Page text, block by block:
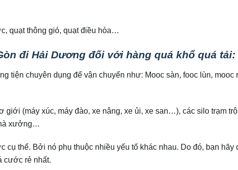
quạt thông gió, quạt điều hòa…
đi Hải Dương đối với hàng quá khổ quá tải:
tiện chuyên dụng để vận chuyển như: Mooc sàn, fooc lùn, mooc
(máy xúc, máy đào, xe nâng, xe ủi, xe san…), các silo trạm
xưởng…
thể. Bởi nó phụ thuộc nhiều yếu tố khác nhau. Do đó, bạn hãy
cước rẻ nhất.